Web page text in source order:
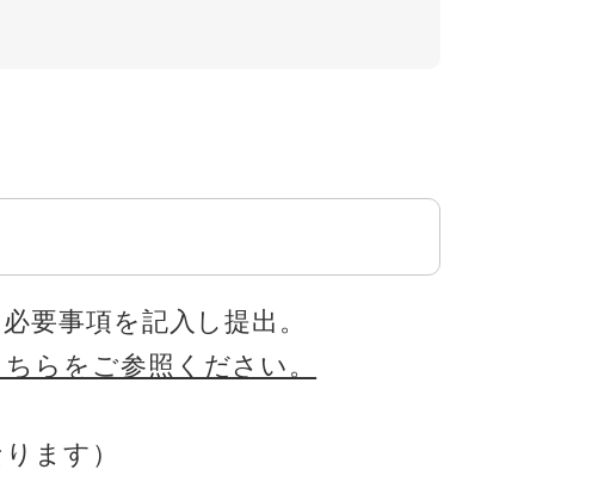
要事項を記入し提出。
らをご参照ください。
ます）